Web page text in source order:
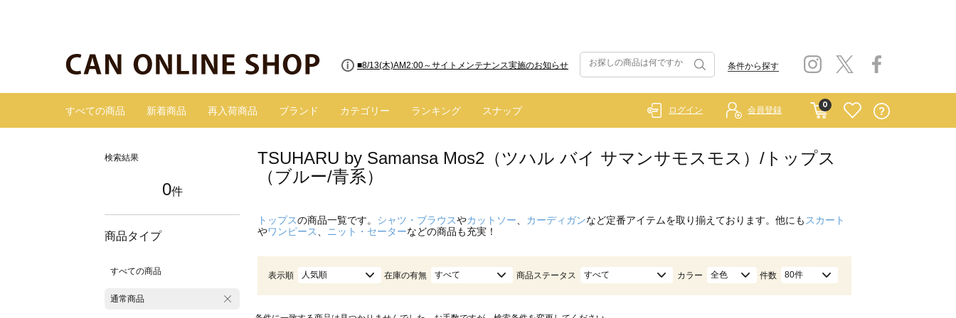
■8/13(木)AM2:00～サイトメンテナンス実施のお知らせ 条件から探す
すべての商品 新着商品 再入荷商品 ブランド カテゴリー ランキング スナップ
0
ログイン 会員登録
検索結果
0件
商品タイプ
すべての商品
通常商品
TSUHARU by Samansa Mos2（ツハル バイ サマンサモスモス）/トップス
（ブルー/青系）
トップスの商品一覧です。 シャツ・ブラウスやカットソー カーディガンなど定番アイテムを取り揃えております。他にも スカート
やワンピース ニット・セーターなどの商品も充実！
表示順 人気順 在庫の有無 すべて 商品ステータス すべて カラー 全色 件数 80件